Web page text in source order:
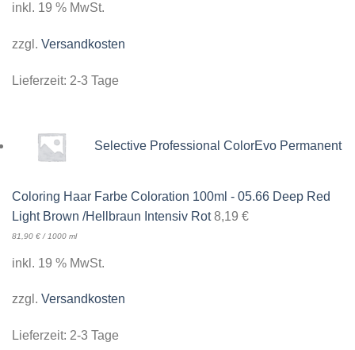
inkl. 19 % MwSt.
zzgl. Versandkosten
Lieferzeit: 2-3 Tage
Selective Professional ColorEvo Permanent
Coloring Haar Farbe Coloration 100ml - 05.66 Deep Red
Light Brown /Hellbraun Intensiv Rot 8,19 €
81,90 € / 1000 ml
inkl. 19 % MwSt.
zzgl. Versandkosten
Lieferzeit: 2-3 Tage